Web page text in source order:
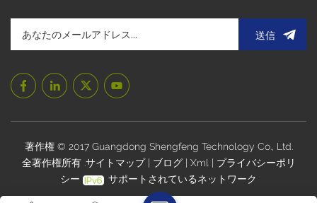
送信
著作権 © 2017 Guangdong Shengfeng Technology Co., Ltd.
全著作権所有 .サイトマップ ブログ Xml| プライバシーポリ
シー
サポートされているネットワーク